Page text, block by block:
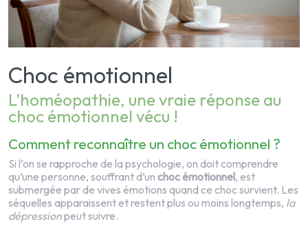
Choc émotionnel
L’homéopathie, une vraie réponse au
choc émotionnel vécu !
Comment reconnaître un choc émotionnel ?
Si l’on se rapproche de la psychologie, on doit comprendre
qu’une personne, souffrant d’un choc émotionnel, est
submergée par de vives émotions quand ce choc survient. Les
séquelles apparaissent et restent plus ou moins longtemps, la
dépressionpeut suivre.